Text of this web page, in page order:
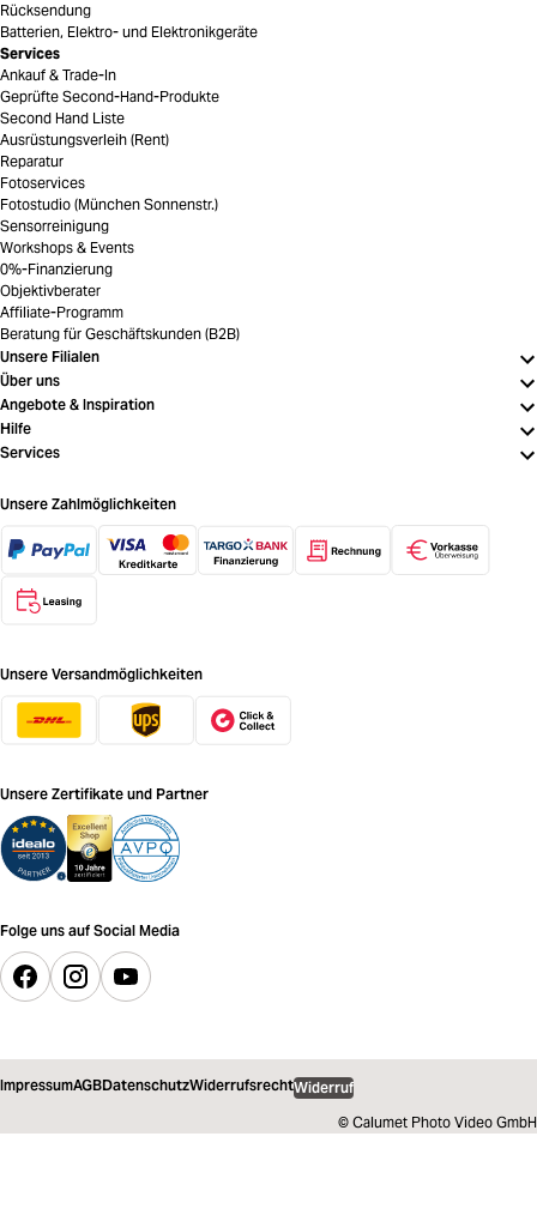
Rücksendung
Batterien, Elektro- und Elektronikgeräte
Services
Ankauf & Trade-In
Geprüfte Second-Hand-Produkte
Second Hand Liste
Ausrüstungsverleih (Rent)
Reparatur
Fotoservices
Fotostudio (München Sonnenstr.)
Sensorreinigung
Workshops & Events
0%-Finanzierung
Objektivberater
Affiliate-Programm
Beratung für Geschäftskunden (B2B)
Unsere Filialen
Über uns
Angebote & Inspiration
Hilfe
Services
Unsere Zahlmöglichkeiten
Unsere Versandmöglichkeiten
Unsere Zertifikate und Partner
Folge uns auf Social Media
ImpressumAGBDatenschutzWiderrufsrechtWiderruf
© Calumet Photo Video GmbH